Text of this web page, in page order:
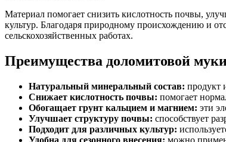
Материал помогает снизить кислотность почвы,
культур. Благодаря природному происхождению и
сельскохозяйственных работах.
Преимущества доломитовой
Натуральный минеральный состав: продукт
Снижает кислотность почвы: помогает
Обогащает грунт кальцием и магнием: эти
Улучшает структуру почвы: способствует
Подходит для различных культур:
Удобна для сезонного внесения: можно